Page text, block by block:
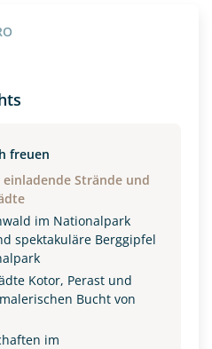
freuen
Strände und
im Nationalpark
spektakuläre Berggipfel
Kotor, Perast und
Bucht von
im
Option 2